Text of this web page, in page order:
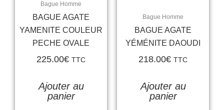
Bague Homme
BAGUE AGATE
YAMENITE COULEUR
PECHE OVALE
225.00€ TTC
Ajouter au
panier
Bague Homme
BAGUE AGATE
YÉMÉNITE DAOUDI
218.00€ TTC
Ajouter au
panier